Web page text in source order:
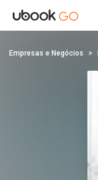
Empresas e Negócios